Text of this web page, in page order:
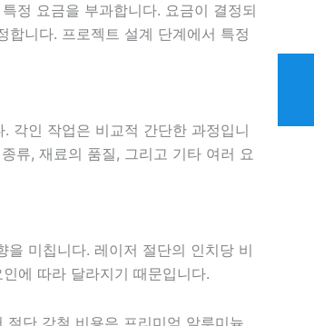
정 요금을 부과합니다. 요금이 결정되
합니다. 프로젝트 설계 단계에서 특정
각인 작업은 비교적 간단한 과정입니
류, 재료의 품질, 그리고 기타 여러 요
미칩니다. 레이저 절단의 인치당 비
에 따라 달라지기 때문입니다.